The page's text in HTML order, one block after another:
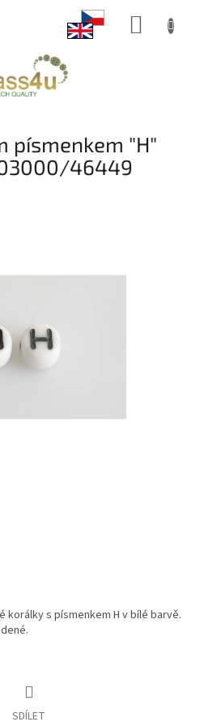
písmenkem "H"
46449
korálky s písmenkem H v bílé barvě.
SDÍLET